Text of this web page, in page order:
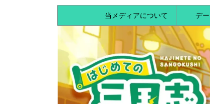
当メディアについて デ